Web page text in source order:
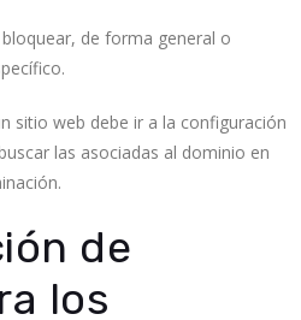
de forma general o
sitio web debe ir a la configuración
las asociadas al dominio en
de
los